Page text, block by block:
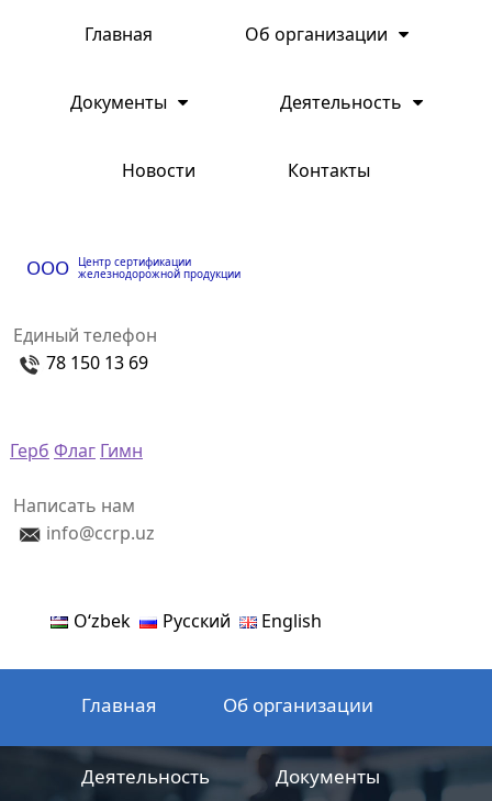
Главная Об организации
Документы Деятельность
Новости Контакты
ООО Центр сертификации
железнодорожной продукции
Единый телефон
78 150 13 69
Герб Флаг Гимн
Написать нам
info@ccrp.uz
Oʻzbek Русский English
Главная Об организации
Деятельность Документы